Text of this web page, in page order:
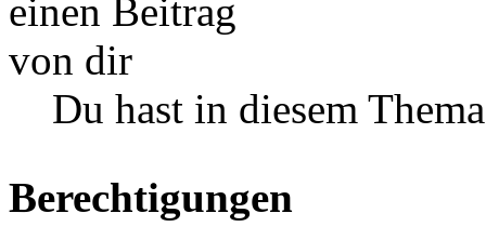
Du hast in diesem
Berechtigungen